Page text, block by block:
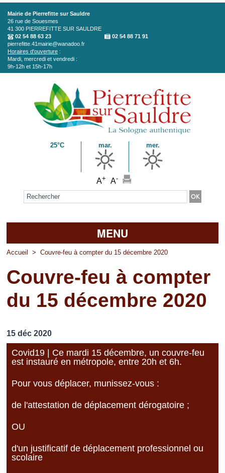
Aller au contenu principal
Mairie de Pierrefitte sur Sauldre
26 rue de Souesmes
41 300 PIERREFITTE SUR SAULDRE
02 54 88 63 23
02 54 88 71 91
pierrefitte.41mairie@wanadoo.fr
Horaires d'ouverture :
Mardi, mercredi et vendredi :
9h-12h et 15h-17h
25°C mar. mer.
A+ A-
Formulaire de recherche
MENU
Accueil
La mairie
Découvrir Pierrefitte
Vos professionnels
Loisirs
Accueil > Couvre-feu à compter du 15 décembre 2020
Couvre-feu à compter
du 15 décembre 2020
15 déc 2020
Covid19 | Ce mardi 15 décembre, un couvre-feu
est instauré en métropole, entre 20h et 6h.
Pour vous déplacer, munissez-vous :
de l'attestation de déplacement dérogatoire ;
OU
d'un justificatif de déplacement professionnel ou
scolaire